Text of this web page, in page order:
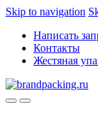
Skip to navigation
Написать
Контакты
Жестяная